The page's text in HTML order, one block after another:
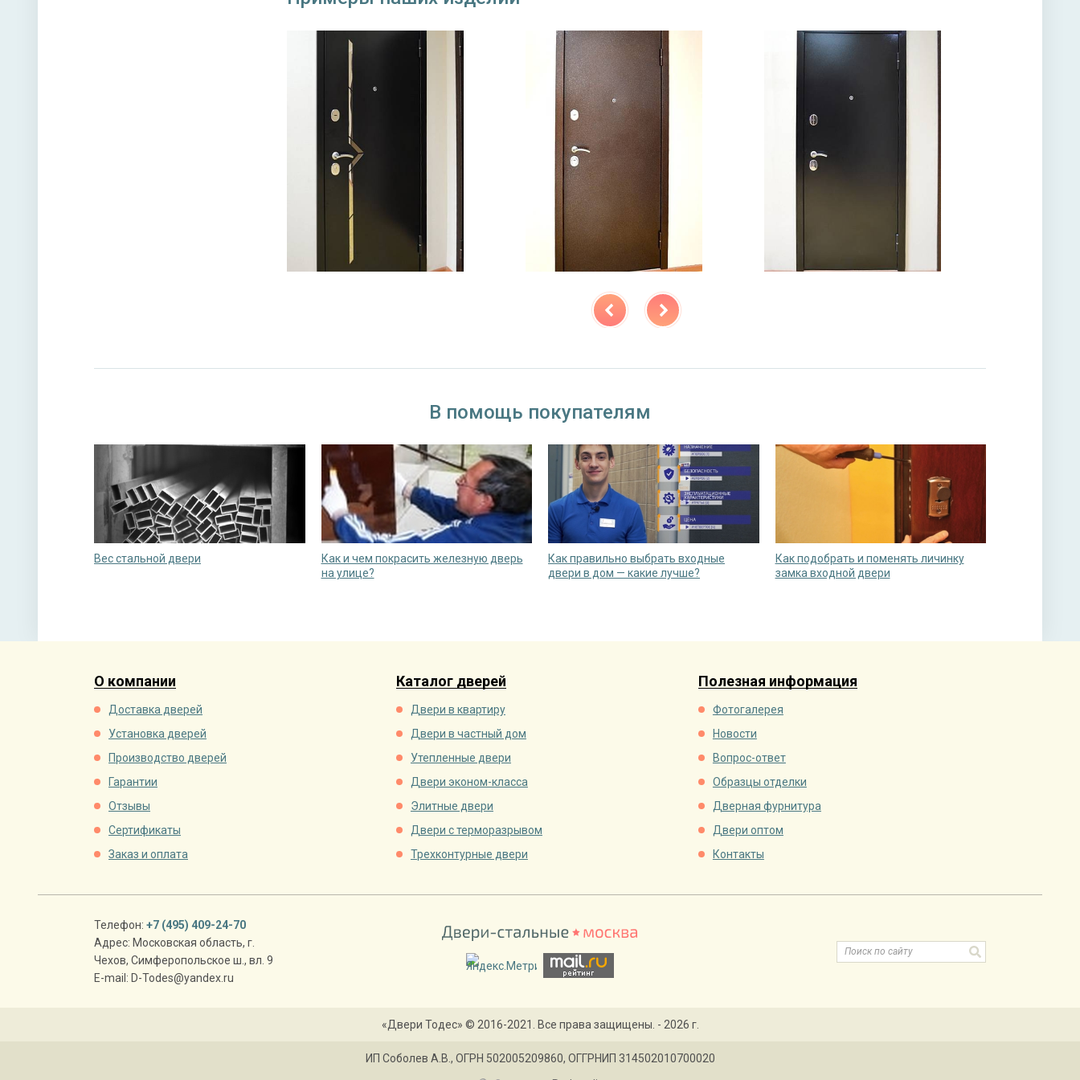
В помощь покупателям
Вес стальной двери
Как и чем покрасить железную дверь
на улице?
Как правильно выбрать входные
двери в дом — какие лучше?
Как подобрать и поменять личинку
замка входной двери
О компании
Доставка дверей
Установка дверей
Производство дверей
Гарантии
Отзывы
Сертификаты
Заказ и оплата
Каталог дверей
Двери в квартиру
Двери в частный дом
Утепленные двери
Двери эконом-класса
Элитные двери
Двери с терморазрывом
Трехконтурные двери
Полезная информация
Фотогалерея
Новости
Вопрос-ответ
Образцы отделки
Дверная фурнитура
Двери оптом
Контакты
Телефон: +7 (495) 409-24-70
Адрес: Московская область, г.
Чехов, Симферопольское ш., вл. 9
E-mail: D-Todes@yandex.ru
«Двери Тодес» © 2016-2021. Все права защищены. - 2026 г.
ИП Соболев А.В., ОГРН 502005209860, ОГГРНИП 314502010700020